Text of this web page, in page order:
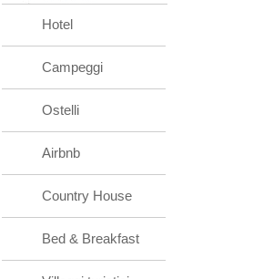
Hotel
Campeggi
Ostelli
Airbnb
Country House
Bed & Breakfast